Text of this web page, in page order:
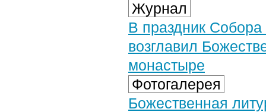
Журнал
В праздник
возглавил
монастыре
Фотогалерея
Божественная